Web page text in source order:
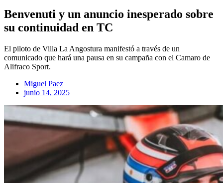
Benvenuti y un anuncio inesperado sobre
su continuidad en TC
El piloto de Villa La Angostura manifestó a través de un
comunicado que hará una pausa en su campaña con el Camaro de
Alifraco Sport.
Miguel Paez
junio 14, 2025